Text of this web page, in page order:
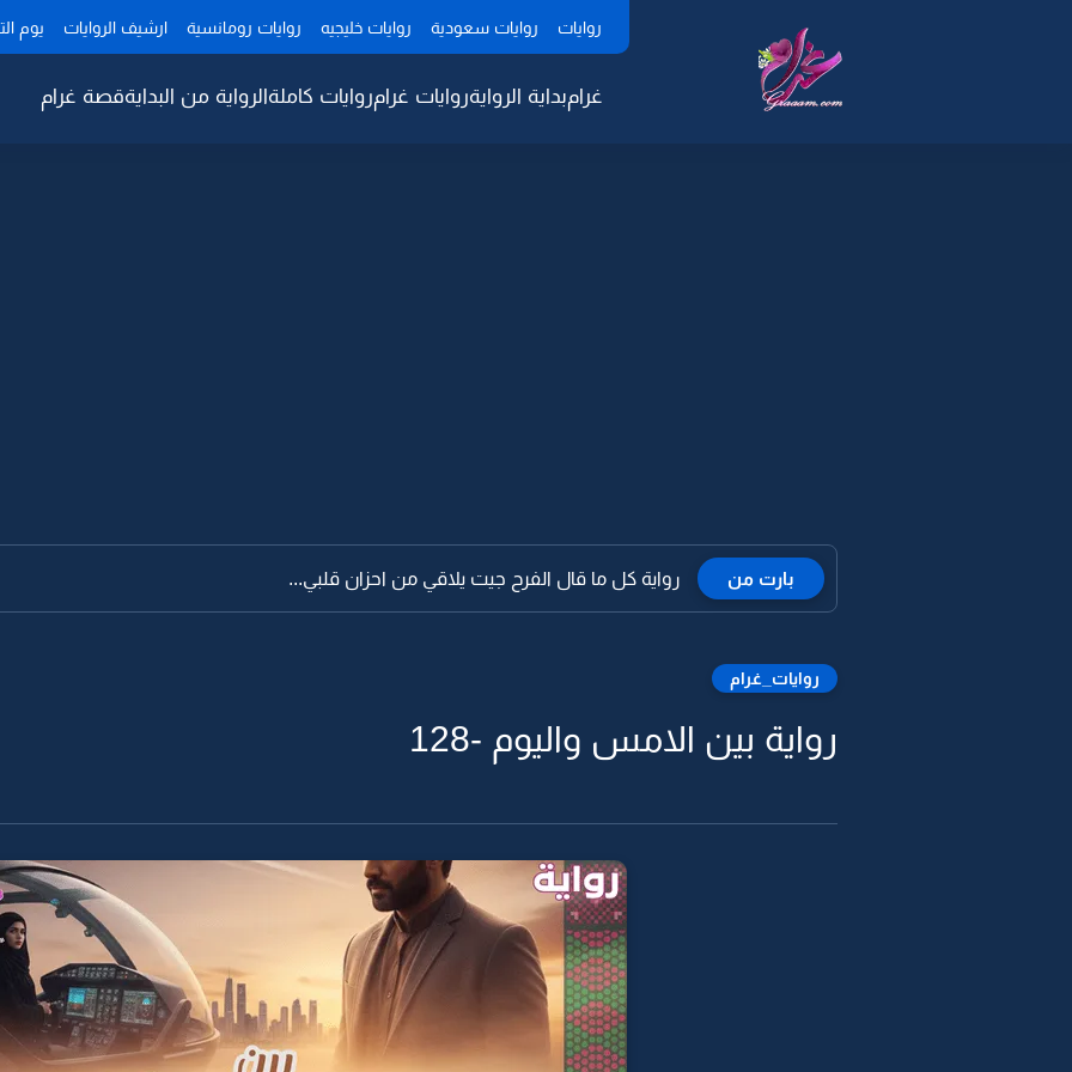
روايات روايات سعودية روايات خليجيه روايات رومانسية ارشيف الروايات يوم
غرامبداية الروايةروايات غرامروايات كاملةالرواية من البدايةقصة غرام
بارت من رواية كل ما قال الفرح جيت يلاقي من احزان قلبي...
روايات_غرام
رواية بين الامس واليوم -128